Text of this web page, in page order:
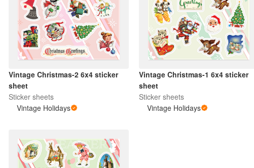
Vintage Christmas-2 6x4 sticker
sheet
Sticker sheets
Vintage Holidays
Vintage Christmas-1 6x4 sticker
sheet
Sticker sheets
Vintage Holidays